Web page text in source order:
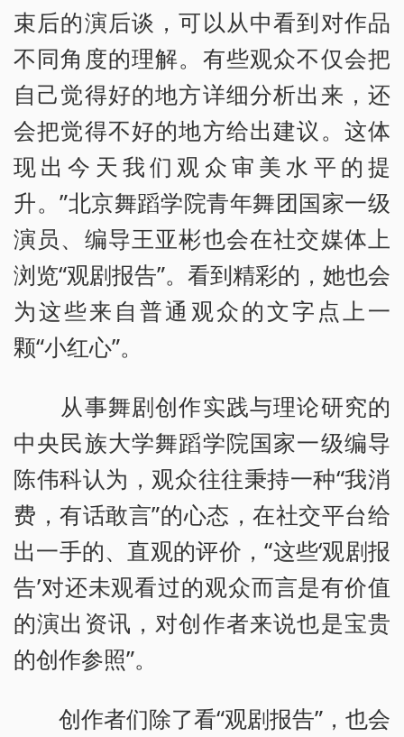
束后的演后谈，可以从中看到对作品
不同角度的理解。有些观众不仅会把
自己觉得好的地方详细分析出来，还
会把觉得不好的地方给出建议。这体
现出今天我们观众审美水平的提
升。”北京舞蹈学院青年舞团国家一级
演员、编导王亚彬也会在社交媒体上
浏览“观剧报告”。看到精彩的，她也会
为这些来自普通观众的文字点上一
颗“小红心”。
从事舞剧创作实践与理论研究的
中央民族大学舞蹈学院国家一级编导
陈伟科认为，观众往往秉持一种“我消
费，有话敢言”的心态，在社交平台给
出一手的、直观的评价，“这些‘观剧报
告’对还未观看过的观众而言是有价值
的演出资讯，对创作者来说也是宝贵
的创作参照”。
创作者们除了看“观剧报告”，也会